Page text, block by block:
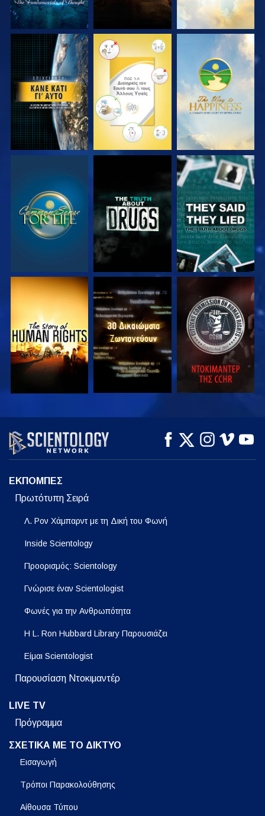
ΠΑΡΑΚΟΛΟΥΘΗΣΤΕ ΠΑΡΑΚΟΛΟΥΘΗΣΤΕ ΠΑΡΑΚΟΛΟΥΘΗΣΤΕ
ΠΑΡΑΚΟΛΟΥΘΗΣΤΕ ΠΑΡΑΚΟΛΟΥΘΗΣΤΕ ΠΑΡΑΚΟΛΟΥΘΗΣΤΕ
ΠΑΡΑΚΟΛΟΥΘΗΣΤΕ ΠΑΡΑΚΟΛΟΥΘΗΣΤΕ ΠΑΡΑΚΟΛΟΥΘΗΣΤΕ
ΠΑΡΑΚΟΛΟΥΘΗΣΤΕ ΠΑΡΑΚΟΛΟΥΘΗΣΤΕ
ΕΞΕΡΕΥΝΗΣΤΕ ΤΗ
ΣΕΙΡΑ
ΕΚΠΟΜΠΕΣ
Πρωτότυπη Σειρά
Λ. Ρον Χάμπαρντ με τη Δική του Φωνή
Inside Scientology
Προορισμός: Scientology
Γνώρισε έναν Scientologist
Φωνές για την Ανθρωπότητα
Η L. Ron Hubbard Library Παρουσιάζει
Είμαι Scientologist
Παρουσίαση Ντοκιμαντέρ
LIVE TV
Πρόγραμμα
ΣΧΕΤΙΚΑ ΜΕ ΤΟ ΔΙΚΤΥΟ
Εισαγωγή
Τρόποι Παρακολούθησης
Αίθουσα Τύπου